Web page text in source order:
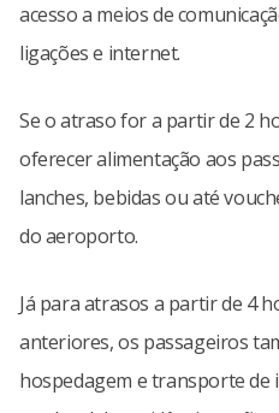
acesso a meios de
ligações e internet.
Se o atraso for a partir de 2
oferecer alimentação aos
lanches, bebidas ou até
do aeroporto.
Já para atrasos a partir de 4
anteriores, os passageiros
hospedagem e transporte de